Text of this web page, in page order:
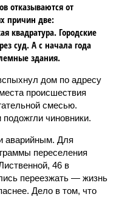
отказываются от
причин две:
квадратура. Городские
суд. А с начала года
здания.
дом по адресу
происшествия
смесью.
чиновники.
аварийным. Для
переселения
46 в
переезжать — жизнь
Дело в том, что